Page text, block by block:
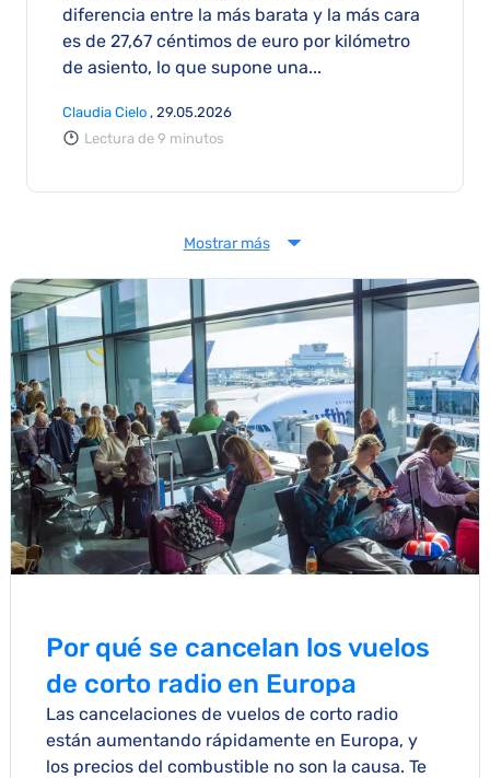
diferencia entre la más barata y la más cara
es de 27,67 céntimos de euro por kilómetro
de asiento, lo que supone una...
Claudia Cielo , 29.05.2026
Lectura de 9 minutos
Mostrar más
Por qué se cancelan los vuelos
de corto radio en Europa
Las cancelaciones de vuelos de corto radio
están aumentando rápidamente en Europa, y
los precios del combustible no son la causa. Te